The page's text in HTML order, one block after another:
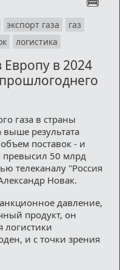
экспорт газа
газ
логистика
Европу в 2024
газа в страны
результата
поставок - и
превысил 50 млрд
телеканалу "Россия
Новак.
давление,
продукт, он
логистики
и с точки зрения